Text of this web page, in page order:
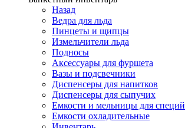
Назад
Ведра для льда
Пинцеты и щипцы
Измельчители льда
Подносы
Аксессуары для фуршета
Вазы и подсвечники
Диспенсеры для напитков
Диспенсеры для сыпучих
Емкости и мельницы для специй
Емкости охладительные